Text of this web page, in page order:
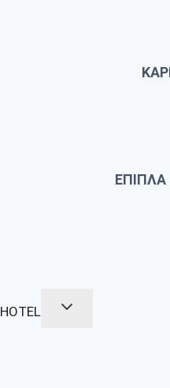
ΕΠΙΠΛΑ
HOTEL